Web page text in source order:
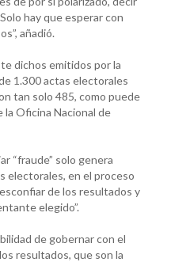
hay que esperar con
añadió.
dichos emitidos por la
1.300 actas electorales
tan solo 485, como puede
la Oficina Nacional de
“fraude” solo genera
electorales, en el proceso
de los resultados y
elegido”.
de gobernar con el
resultados, que son la